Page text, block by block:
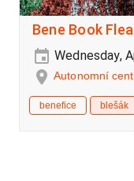
Bene Book
Wednesday,
Autonomní
benefice blešák